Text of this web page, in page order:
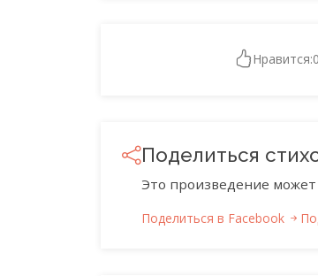
Нравится:0
Поделиться
Это произведение
Поделиться в Facebook